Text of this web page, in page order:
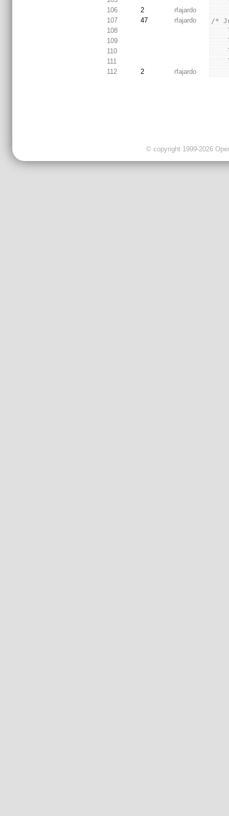
106
2
rfajardo
107
47 rfajardo
/*
108
109
110
111
112
2 rfajardo
© copyright 1999-2026